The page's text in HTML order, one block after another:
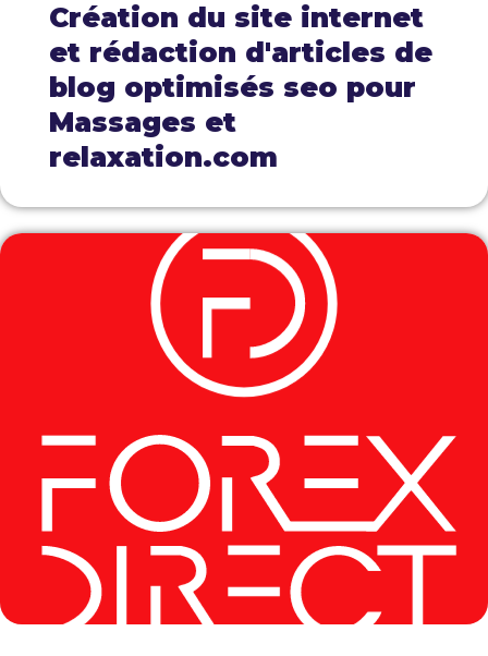
Création du site internet
et rédaction d'articles de
blog optimisés seo pour
Massages et
relaxation.com